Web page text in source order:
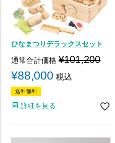
ひなまつりデラックスセット
通常合計価格 ¥101,200
¥88,000 税込
送料無料
詳細を見る